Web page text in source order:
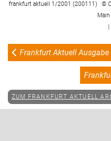
frankfurt aktuell 1/2001 (200111) ©
Main
Frankfurt Aktuell
ZUM FRANKFURT AKTUELL